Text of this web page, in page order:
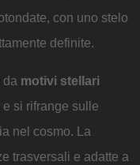
con uno stelo
definite.
da motivi stellari
si rifrange sulle
nel cosmo. La
trasversali e adatte a